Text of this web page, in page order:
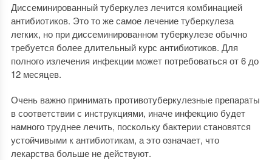
Диссеминированный туберкулез лечится комбинацией
антибиотиков. Это то же самое лечение туберкулеза
легких, но при диссеминированном туберкулезе обычно
требуется более длительный курс антибиотиков. Для
полного излечения инфекции может потребоваться от 6 до
12 месяцев.
Очень важно принимать противотуберкулезные препараты
в соответствии с инструкциями, иначе инфекцию будет
намного труднее лечить, поскольку бактерии становятся
устойчивыми к антибиотикам, а это означает, что
лекарства больше не действуют.